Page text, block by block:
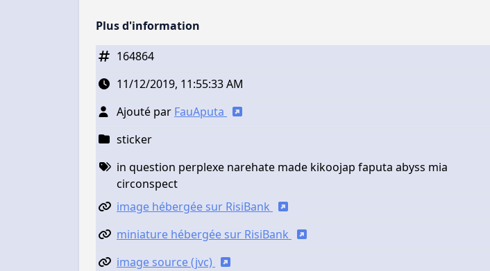
Plus d'information
164864
11/12/2019, 11:55:33 AM
Ajouté par FauAputa
sticker
in question perplexe narehate made kikoojap faputa abyss mia
circonspect
image hébergée sur RisiBank
miniature hébergée sur RisiBank
image source (jvc)